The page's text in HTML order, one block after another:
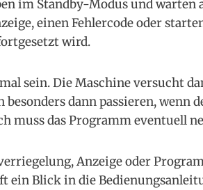
im Standby-Modus und warten
einen Fehlercode oder
wird.
sein. Die Maschine versucht
dann passieren, wenn
muss das Programm eventuell
Anzeige oder
ein Blick in die